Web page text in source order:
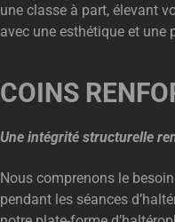
une classe à part, élevant
avec une esthétique et une
COINS
Une intégrité structurelle
Nous comprenons le
pendant les séances